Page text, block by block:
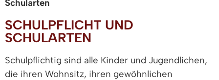
Schularten
SCHULPFLICHT UND
SCHULARTEN
Schulpflichtig sind alle Kinder und Jugendlichen,
die ihren Wohnsitz, ihren gewöhnlichen